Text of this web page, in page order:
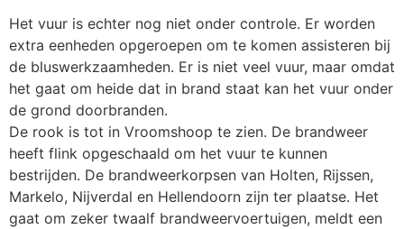
Het vuur is echter nog niet onder controle. Er worden
extra eenheden opgeroepen om te komen assisteren bij
de bluswerkzaamheden. Er is niet veel vuur, maar omdat
het gaat om heide dat in brand staat kan het vuur onder
de grond doorbranden.
De rook is tot in Vroomshoop te zien. De brandweer
heeft flink opgeschaald om het vuur te kunnen
bestrijden. De brandweerkorpsen van Holten, Rijssen,
Markelo, Nijverdal en Hellendoorn zijn ter plaatse. Het
gaat om zeker twaalf brandweervoertuigen, meldt een